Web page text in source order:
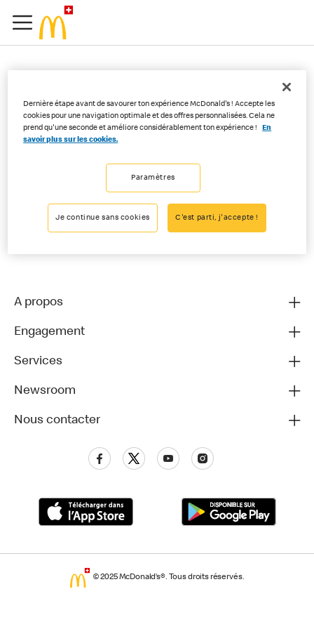
Puis-je modifier ma
commande dans l'app ?
Une fois que tu as passé commande et payé dans l’app, ta
commande ne peut plus être modifiée. Si tu veux ajouter des
produits, tu peux passer une nouvelle commande.
A propos
Engagement
Services
Newsroom
Nous contacter
© 2025 McDonald’s®. Tous droits réservés.
Dernière étape avant de savourer ton expérience McDonald's ! Accepte les
cookies pour une navigation optimale et des offres personnalisées. Cela ne
prend qu'une seconde et améliore considérablement ton expérience !
En
savoir plus sur les cookies.
Paramètres
Je continue sans cookies C'est parti, j'accepte !